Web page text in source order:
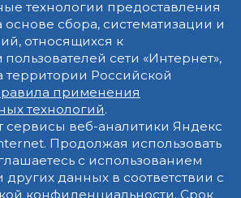
технологии предоставления
сбора, систематизации и
относящихся к
сети «Интернет»,
территории Российской
применения
технологий.
сервисы веб-аналитики Яндекс
Продолжая использовать
с использованием
данных в соответствии с
конфиденциальности. Срок